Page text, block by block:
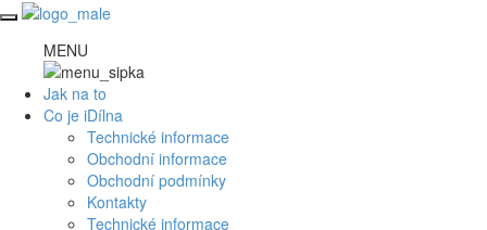
Toggle
navigation
MENU
Jak na to
Co je iDílna
Technické informace
Obchodní informace
Obchodní podmínky
Kontakty
Technické informace